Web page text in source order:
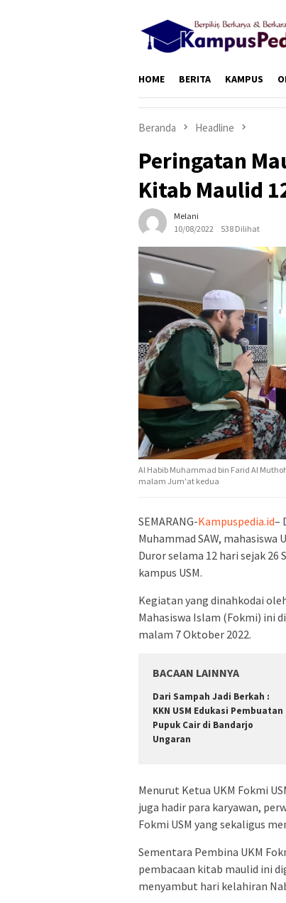
HOME BERITA KAMPUS
Beranda Headline
Peringatan
Kitab Maulid
Melani
10/08/2022
538 Dilihat
Al Habib Muhammad bin Farid Al
malam Jum'at kedua
SEMARANG-Kampuspedia.id–
Muhammad SAW,
Duror selama 12 hari sejak 26
kampus USM.
Kegiatan yang dinahkodai
Mahasiswa Islam (Fokmi) ini
malam 7 Oktober 2022.
BACAAN LAINNYA
Dari Sampah Jadi Berkah :
KKN USM Edukasi Pembuatan
Pupuk Cair di Bandarjo
Ungaran
Menurut Ketua UKM Fokmi
juga hadir para karyawan,
Fokmi USM yang sekaligus
Sementara Pembina UKM
pembacaan kitab maulid ini
menyambut hari kelahiran